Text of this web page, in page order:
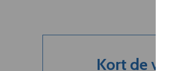
Kort de